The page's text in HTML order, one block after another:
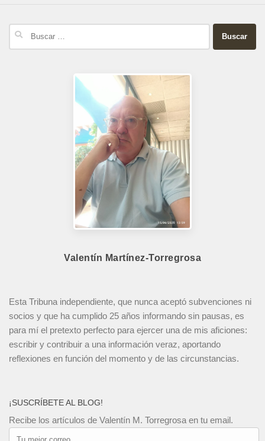
Buscar:
Valentín Martínez-Torregrosa
Esta Tribuna independiente, que nunca aceptó subvenciones ni
socios y que ha cumplido 25 años informando sin pausas, es
para mí el pretexto perfecto para ejercer una de mis aficiones:
escribir y contribuir a una información veraz, aportando
reflexiones en función del momento y de las circunstancias.
¡SUSCRÍBETE AL BLOG!
Recibe los artículos de Valentín M. Torregrosa en tu email.